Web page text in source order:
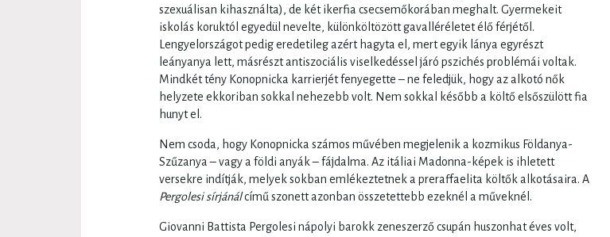
szexuálisan kihasználta), de két ikerfia csecsemőkorában meghalt. Gyermekeit
iskolás koruktól egyedül nevelte, különköltözött gavalléréletet élő férjétől.
Lengyelországot pedig eredetileg azért hagyta el, mert egyik lánya egyrészt
leányanya lett, másrészt antiszociális viselkedéssel járó pszichés problémái voltak.
Mindkét tény Konopnicka karrierjét fenyegette – ne feledjük, hogy az alkotó nők
helyzete ekkoriban sokkal nehezebb volt. Nem sokkal később a költő elsőszülött fia
hunyt el.
Nem csoda, hogy Konopnicka számos művében megjelenik a kozmikus Földanya-
Szűzanya – vagy a földi anyák – fájdalma. Az itáliai Madonna-képek is ihletett
versekre indítják, melyek sokban emlékeztetnek a preraffaelita költők alkotásaira. A
Pergolesi sírjánálcímű szonett azonban összetettebb ezeknél a műveknél.
Giovanni Battista Pergolesi nápolyi barokk zeneszerző csupán huszonhat éves volt,